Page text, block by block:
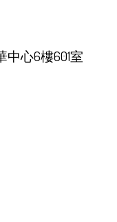
心6樓601室